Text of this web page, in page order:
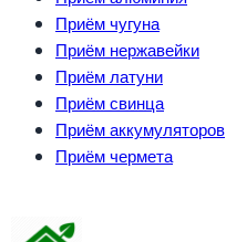
Приём чугуна
Приём нержавейки
Приём латуни
Приём свинца
Приём аккумуляторов
Приём чермета